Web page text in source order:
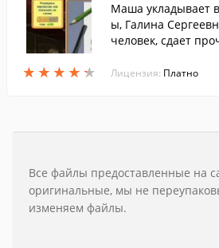
★ ★ ★ ★ ★
★ ★ ★ ★ ★
Маша укладывает
ы, Галина
человек, сдает
Лицензия: Платно
Все файлы предоставленные на
оригинальные, мы не
изменяем файлы.